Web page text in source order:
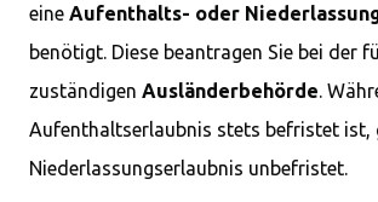
eine Aufenthalts- oder
benötigt. Diese beantragen Sie bei der
zuständigen Ausländerbehörde.
Aufenthaltserlaubnis stets befristet ist,
Niederlassungserlaubnis unbefristet.